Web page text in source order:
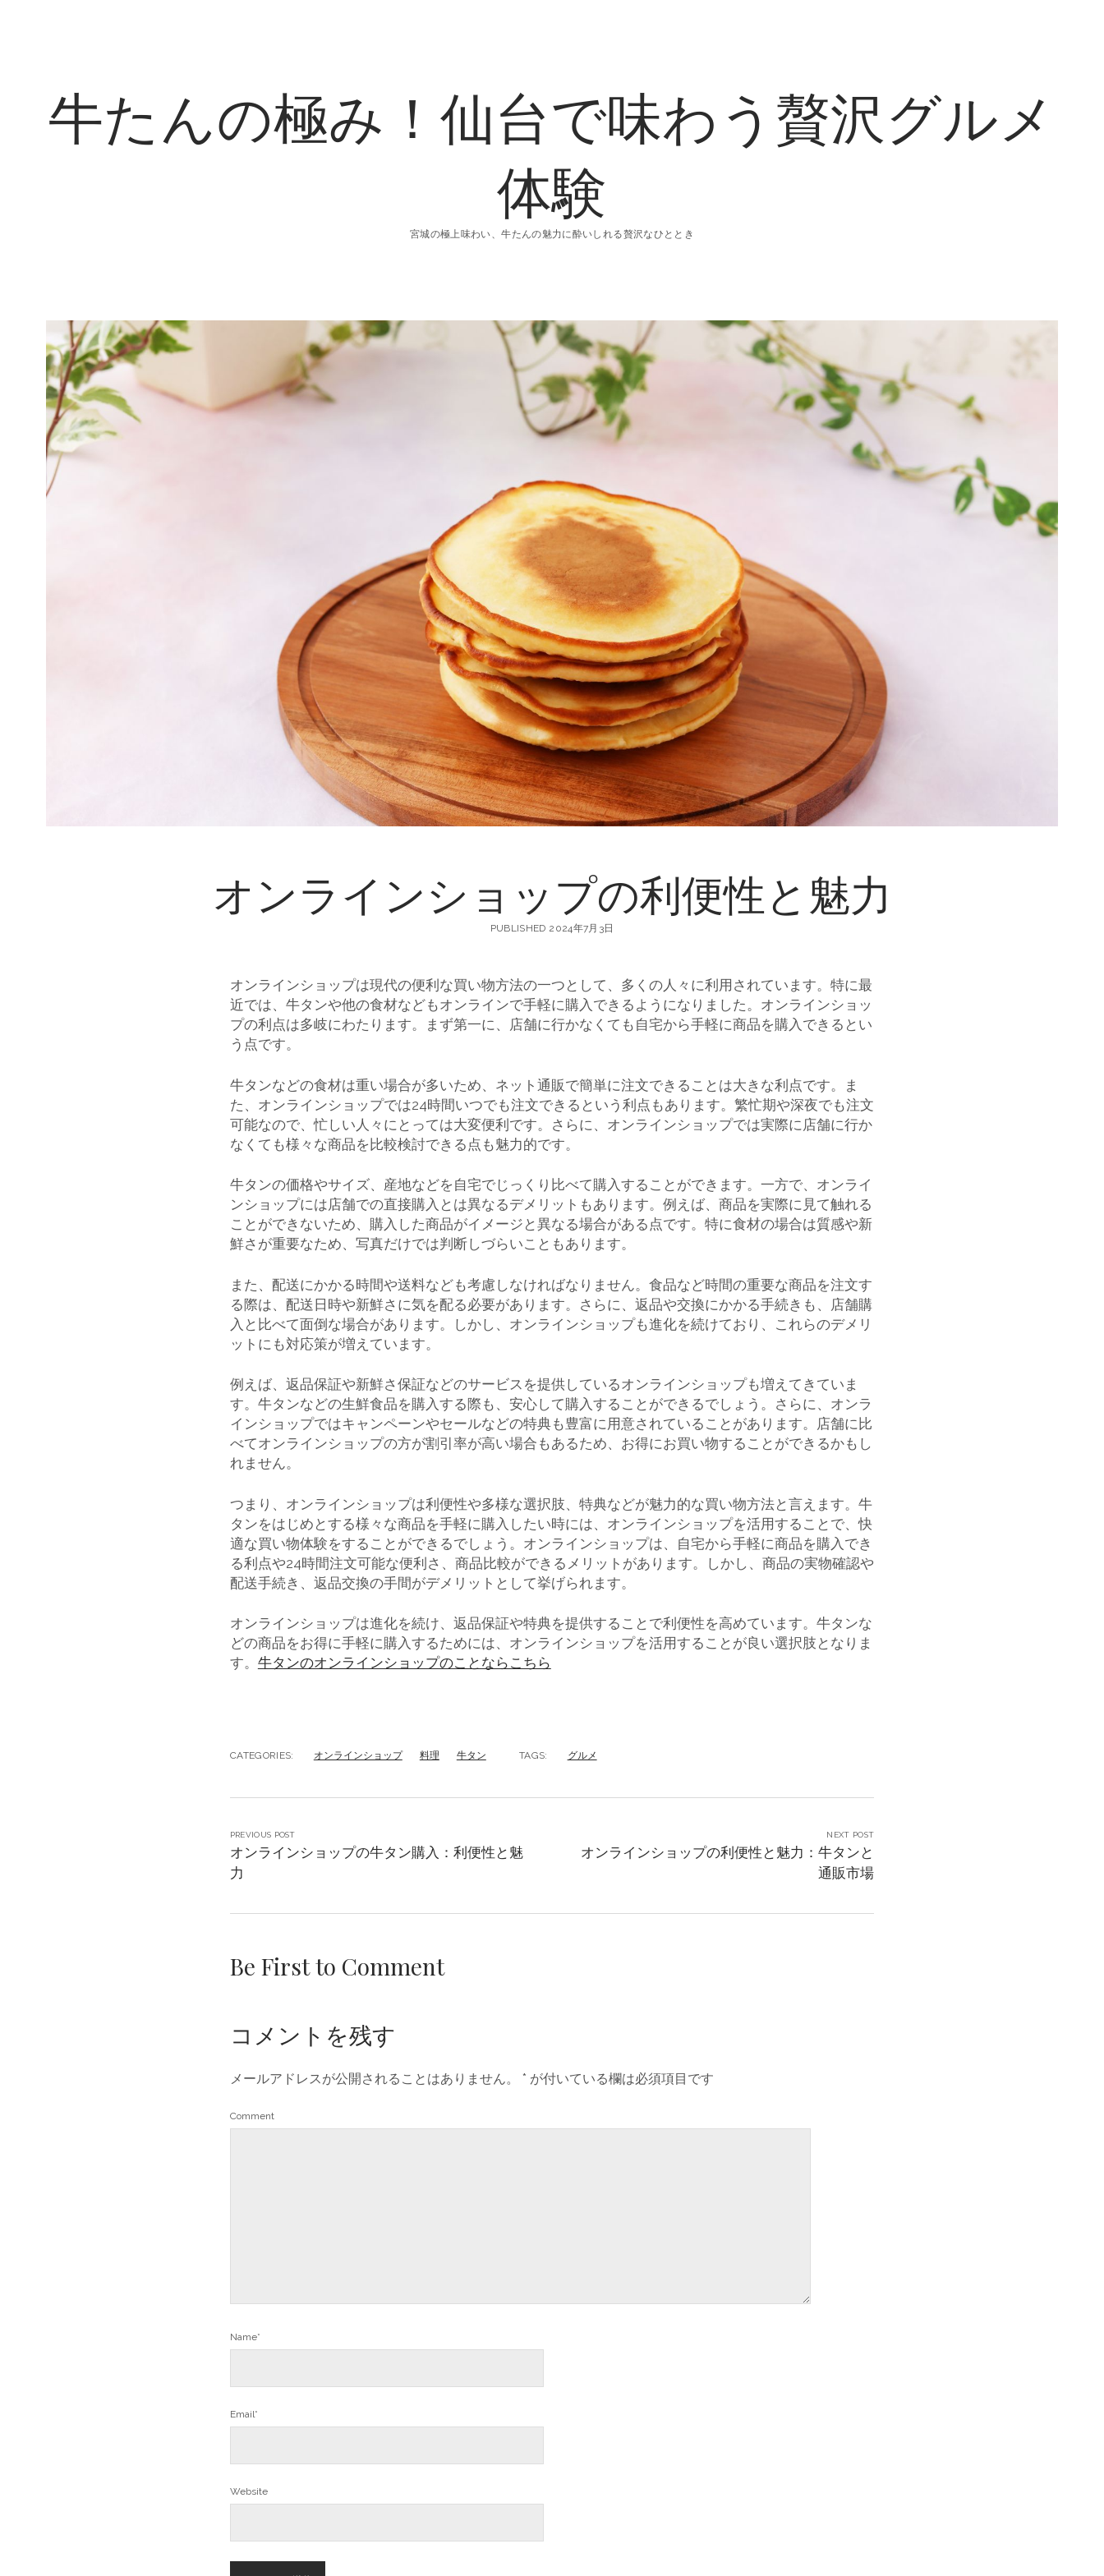
牛たんの極み！仙台で味わう贅沢グルメ
体験
宮城の極上味わい、牛たんの魅力に酔いしれる贅沢なひととき
オンラインショップの利便性と魅力
PUBLISHED 2024年7月3日
オンラインショップは現代の便利な買い物方法の一つとして、多くの人々に利用されています。 特に最
近では、牛タンや他の食材などもオンラインで手軽に購入できるようになりました。オンラインショッ
プの利点は多岐にわたります。まず第一に、店舗に行かなくても自宅から手軽に商品を購入できるとい
う点です。
牛タンなどの食材は重い場合が多いため、ネット通販で簡単に注文できることは大きな利点です。ま
た、オンラインショップでは24時間いつでも注文できるという利点もあります。繁忙期や深夜でも注文
可能なので、忙しい人々にとっては大変便利です。さらに、オンラインショップでは実際に店舗に行か
なくても様々な商品を比較検討できる点も魅力的です。
牛タンの価格やサイズ、産地などを自宅でじっくり比べて購入することができます。一方で、オンライ
ンショップには店舗での直接購入とは異なるデメリットもあります。例えば、商品を実際に見て触れる
ことができないため、購入した商品がイメージと異なる場合がある点です。特に食材の場合は質感や新
鮮さが重要なため、写真だけでは判断しづらいこともあります。
また、配送にかかる時間や送料なども考慮しなければなりません。食品など時間の重要な商品を注文す
る際は、配送日時や新鮮さに気を配る必要があります。さらに、返品や交換にかかる手続きも、店舗購
入と比べて面倒な場合があります。しかし、オンラインショップも進化を続けており、これらのデメリ
ットにも対応策が増えています。
例えば、返品保証や新鮮さ保証などのサービスを提供しているオンラインショップも増えてきていま
す。牛タンなどの生鮮食品を購入する際も、安心して購入することができるでしょう。さらに、オンラ
インショップではキャンペーンやセールなどの特典も豊富に用意されていることがあります。店舗に比
べてオンラインショップの方が割引率が高い場合もあるため、お得にお買い物することができるかもし
れません。
つまり、オンラインショップは利便性や多様な選択肢、特典などが魅力的な買い物方法と言えます。牛
タンをはじめとする様々な商品を手軽に購入したい時には、オンラインショップを活用することで、快
適な買い物体験をすることができるでしょう。オンラインショップは、自宅から手軽に商品を購入でき
る利点や24時間注文可能な便利さ、商品比較ができるメリットがあります。しかし、商品の実物確認や
配送手続き、返品交換の手間がデメリットとして挙げられます。
オンラインショップは進化を続け、返品保証や特典を提供することで利便性を高めています。牛タンな
どの商品をお得に手軽に購入するためには、オンラインショップを活用することが良い選択肢となりま
す。 牛タンのオンラインショップのことならこちら
CATEGORIES: オンラインショップ 料理 牛タン TAGS: グルメ
PREVIOUS POST
オンラインショップの牛タン購入：利便性と魅
力
NEXT POST
オンラインショップの利便性と魅力：牛タンと
通販市場
Be First to Comment
コメントを残す
メールアドレスが公開されることはありません。 * が付いている欄は必須項目です
Comment
Name*
Email*
Website